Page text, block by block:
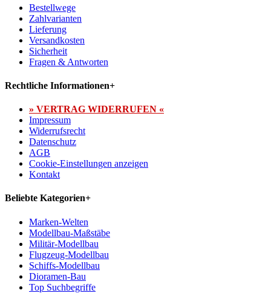
Bestellwege
Zahlvarianten
Lieferung
Versandkosten
Sicherheit
Fragen & Antworten
Rechtliche Informationen+
» VERTRAG WIDERRUFEN «
Impressum
Widerrufsrecht
Datenschutz
AGB
Cookie-Einstellungen anzeigen
Kontakt
Beliebte Kategorien+
Marken-Welten
Modellbau-Maßstäbe
Militär-Modellbau
Flugzeug-Modellbau
Schiffs-Modellbau
Dioramen-Bau
Top Suchbegriffe